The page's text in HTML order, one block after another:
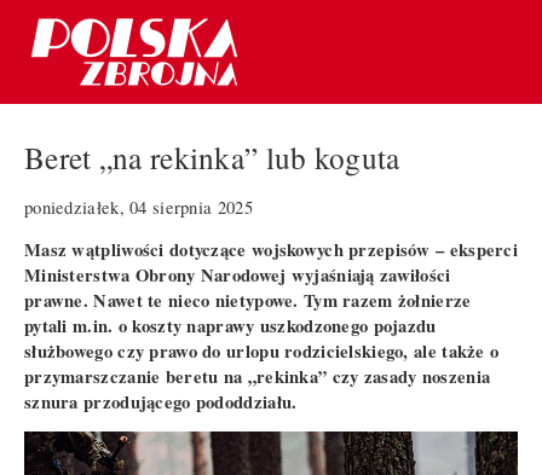
Beret „na rekinka” lub koguta
poniedziałek, 04 sierpnia 2025
Masz wątpliwości dotyczące wojskowych przepisów – eksperci
Ministerstwa Obrony Narodowej wyjaśniają zawiłości
prawne. Nawet te nieco nietypowe. Tym razem żołnierze
pytali m.in. o koszty naprawy uszkodzonego pojazdu
służbowego czy prawo do urlopu rodzicielskiego, ale także o
przymarszczanie beretu na „rekinka” czy zasady noszenia
sznura przodującego pododdziału.